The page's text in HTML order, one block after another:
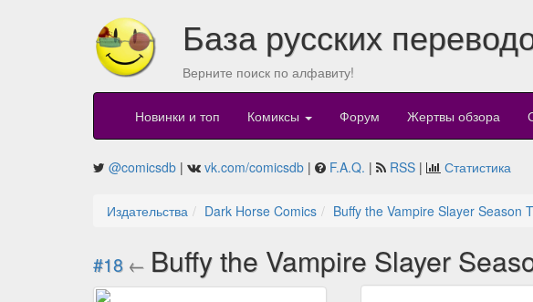
База русских
Верните поиск по алфавиту!
Новинки и топ Комиксы Форум Жертвы обзора
@comicsdb | vk.com/comicsdb | F.A.Q. | RSS | Статистика
Издательства Dark Horse Comics Buffy the Vampire Slayer Season
#18 ← Buffy the Vampire Slayer